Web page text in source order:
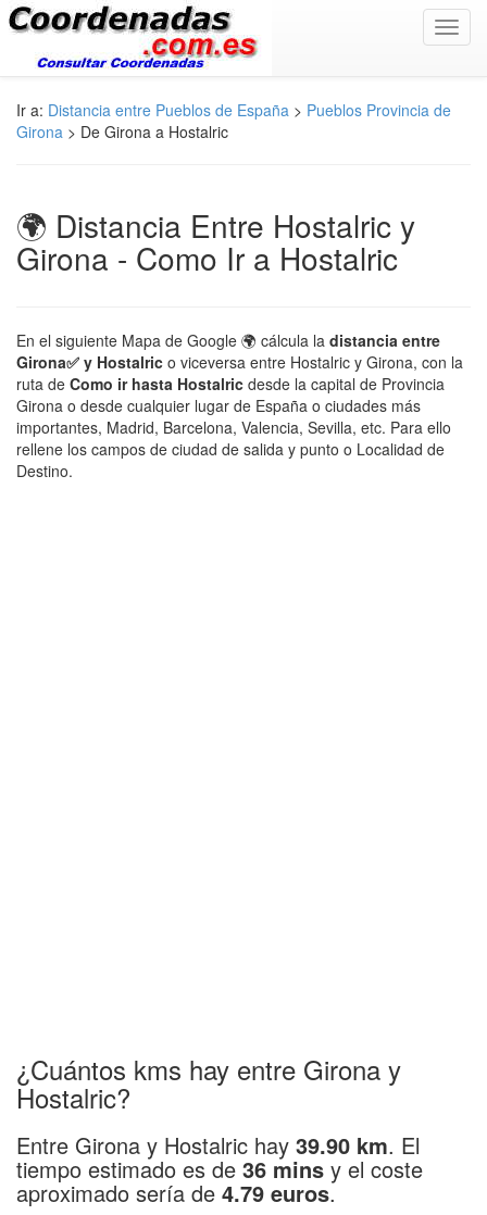
Ir a: Distancia entre Pueblos de España > Pueblos Provincia de
Girona > De Girona a Hostalric
🌍 Distancia Entre Hostalric y
Girona - Como Ir a Hostalric
En el siguiente Mapa de Google 🌍 cálcula la distancia entre
Girona✅ y Hostalric o viceversa entre Hostalric y Girona, con la
ruta de Como ir hasta Hostalric desde la capital de Provincia
Girona o desde cualquier lugar de España o ciudades más
importantes, Madrid, Barcelona, Valencia, Sevilla, etc. Para ello
rellene los campos de ciudad de salida y punto o Localidad de
Destino.
¿Cuántos kms hay entre Girona y
Hostalric?
Entre Girona y Hostalric hay 39.90 km. El
tiempo estimado es de 36 mins y el coste
aproximado sería de 4.79 euros.